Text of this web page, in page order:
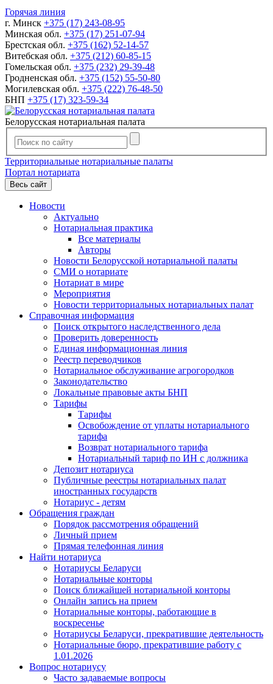
Горячая линия
г. Минск +375 (17) 243-08-95
Минская обл. +375 (17) 251-07-94
Брестская обл. +375 (162) 52-14-57
Витебская обл. +375 (212) 60-85-15
Гомельская обл. +375 (232) 29-39-48
Гродненская обл. +375 (152) 55-50-80
Могилевская обл. +375 (222) 76-48-50
БНП +375 (17) 323-59-34
Белорусская нотариальная палата
Территориальные нотариальные палаты
Портал нотариата
Весь сайт
Новости
Актуально
Нотариальная практика
Все материалы
Авторы
Новости Белорусской нотариальной палаты
СМИ о нотариате
Нотариат в мире
Мероприятия
Новости территориальных нотариальных палат
Справочная информация
Поиск открытого наследственного дела
Проверить доверенность
Единая информационная линия
Реестр переводчиков
Нотариальное обслуживание агрогородков
Законодательство
Локальные правовые акты БНП
Тарифы
Тарифы
Освобождение от уплаты нотариального
тарифа
Возврат нотариального тарифа
Нотариальный тариф по ИН с должника
Депозит нотариуса
Публичные реестры нотариальных палат
иностранных государств
Нотариус - детям
Обращения граждан
Порядок рассмотрения обращений
Личный прием
Прямая телефонная линия
Найти нотариуса
Нотариусы Беларуси
Нотариальные конторы
Поиск ближайшей нотариальной конторы
Онлайн запись на прием
Нотариальные конторы, работающие в
воскресенье
Нотариусы Беларуси, прекратившие деятельность
Нотариальные бюро, прекратившие работу с
1.01.2026
Вопрос нотариусу
Часто задаваемые вопросы